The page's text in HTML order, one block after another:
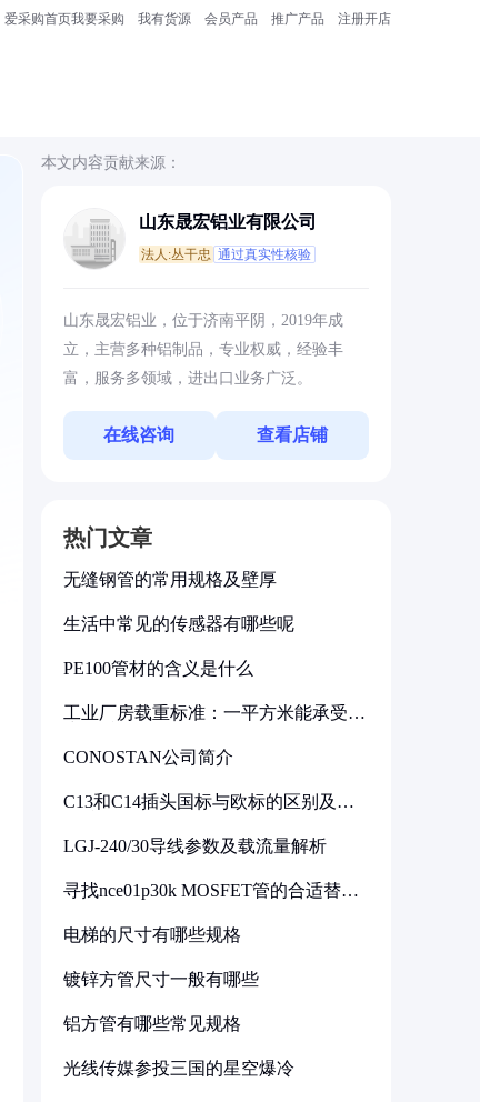
爱采购首页我要采购 我有货源 会员产品 推广产品 注册开店
本文内容贡献来源：
山东晟宏铝业有限公司
法人:丛干忠 通过真实性核验
山东晟宏铝业，位于济南平阴，2019年成
立，主营多种铝制品，专业权威，经验丰
富，服务多领域，进出口业务广泛。
在线咨询 查看店铺
热门文章
无缝钢管的常用规格及壁厚
生活中常见的传感器有哪些呢
PE100管材的含义是什么
工业厂房载重标准：一平方米能承受多
CONOSTAN公司简介
C13和C14插头国标与欧标的区别及其
LGJ-240/30导线参数及载流量解析
寻找nce01p30k MOSFET管的合适替代
电梯的尺寸有哪些规格
镀锌方管尺寸一般有哪些
铝方管有哪些常见规格
光线传媒参投三国的星空爆冷